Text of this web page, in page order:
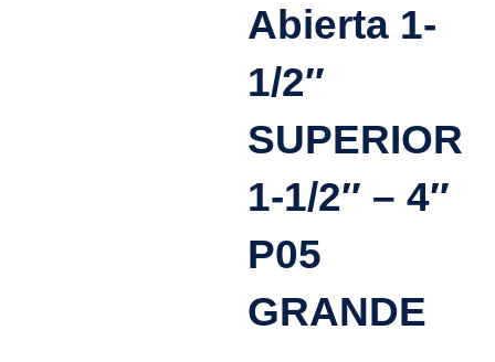
Abierta 1-
1/2″
SUPERIOR
1-1/2″ – 4″
P05
GRANDE